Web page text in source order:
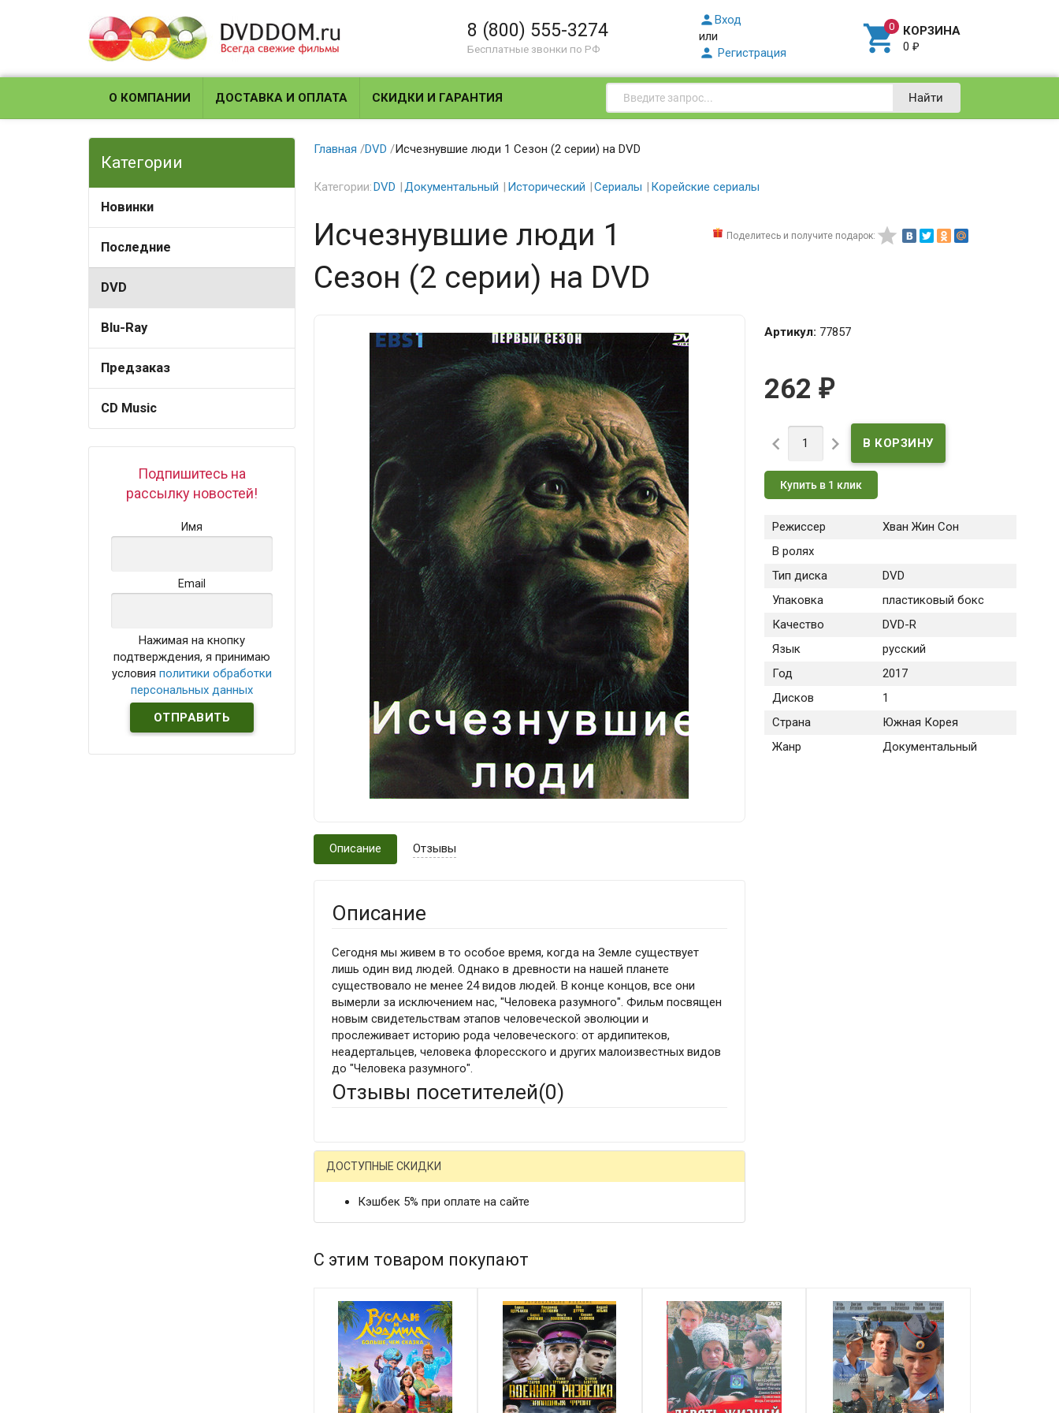
8 (800) 555-3274
Бесплатные звонки по РФ
Вход
или
 Регистрация  КОРЗИНА
0₽
О КОМПАНИИ ДОСТАВКА И ОПЛАТА СКИДКИ И ГАРАНТИЯ Найти
Категории
Новинки
Последние
DVD
Blu-Ray
Предзаказ
CD Music
Подпишитесь на
рассылку новостей!
Имя
Email
Нажимая на кнопку
подтверждения, я принимаю
условияполитики обработки
персональных данных
Главная /DVD /Исчезнувшие люди 1 Сезон (2 серии) на DVD
Категории:DVD Документальный Исторический Сериалы Корейские сериалы
Поделитесь и получите подарок: 
Исчезнувшие люди 1
Сезон (2 серии) на DVD
Артикул: 77857
262 ₽
 
Купить в 1 клик
Режиссер
Хван Жин Сон
В ролях
Тип диска
DVD
Упаковка
пластиковый бокс
Качество
DVD-R
Язык
русский
Год
2017
Дисков
1
Страна
Южная Корея
Жанр
Документальный
Описание Отзывы
Описание
Сегодня мы живем в то особое время, когда на Земле существует
лишь один вид людей. Однако в древности на нашей планете
существовало не менее 24 видов людей. В конце концов, все они
вымерли за исключением нас, "Человека разумного". Фильм посвящен
новым свидетельствам этапов человеческой эволюции и
прослеживает историю рода человеческого: от ардипитеков,
неадертальцев, человека флоресского и других малоизвестных видов
до "Человека разумного".
Отзывы посетителей(0)
ДОСТУПНЫЕ СКИДКИ
Кэшбек 5% при оплате на сайте
С этим товаром покупают